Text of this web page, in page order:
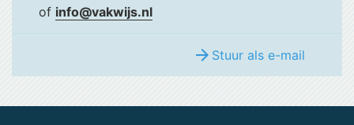
of info@vakwijs.nl
arrow_forward Stuur als e-mail